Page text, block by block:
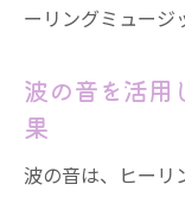
ーリングミュージ
波の音を活用
果
波の音は、ヒーリ